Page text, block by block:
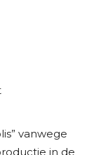
vanwege
in de